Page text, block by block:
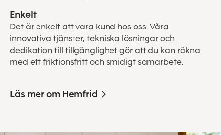
Enkelt
Det är enkelt att vara kund hos oss. Våra
innovativa tjänster, tekniska lösningar och
dedikation till tillgänglighet gör att du kan räkna
med ett friktionsfritt och smidigt samarbete.
Läs mer om Hemfrid